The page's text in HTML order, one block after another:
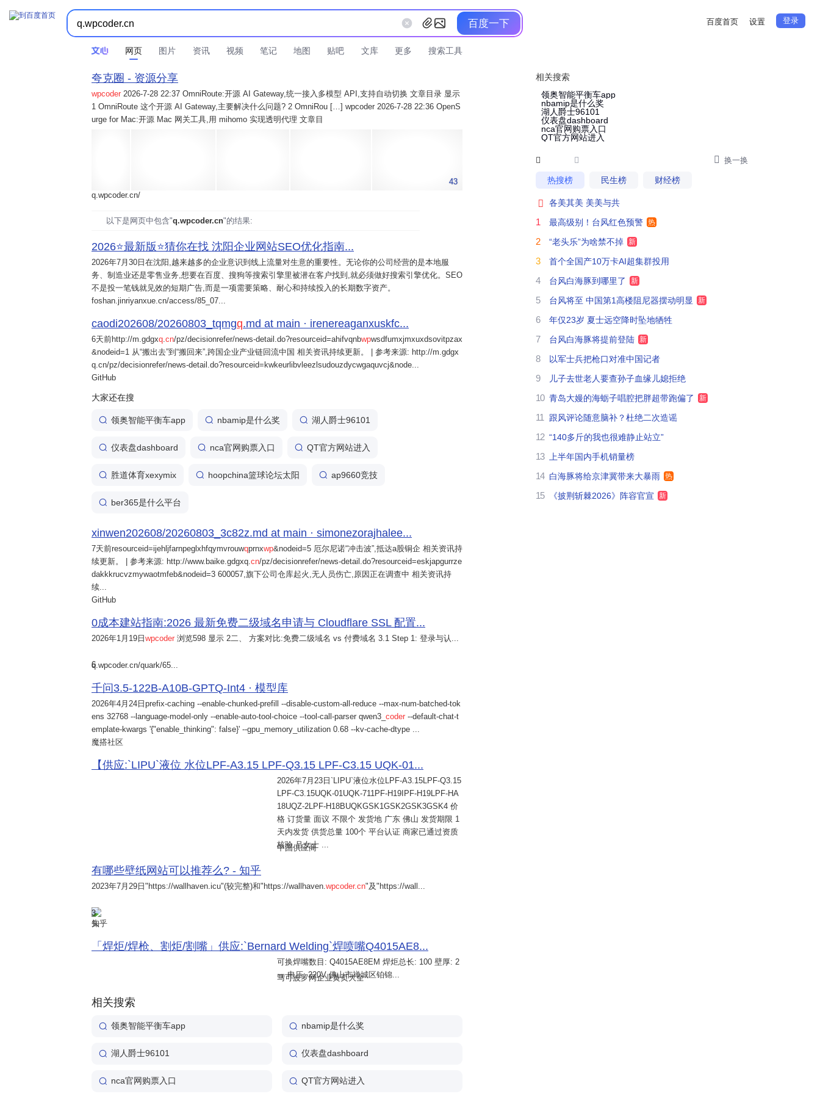
百度一下 百度首页 设置 登录
网页 图片 资讯 视频 笔记 地图 贴吧 文库 更多 搜索工具
相关搜索
领奥智能平衡车app
nbamip是什么奖
湖人爵士96101
仪表盘dashboard
nca官网购票入口
QT官方网站进入
   换一换
热搜榜 民生榜 财经榜
 各美其美 美美与共
1 最高级别！台风红色预警 热
2 “老头乐”为啥禁不掉 新
3 首个全国产10万卡AI超集群投用
4 台风白海豚到哪里了 新
5 台风将至 中国第1高楼阻尼器摆动明显 新
6 年仅23岁 夏士远空降时坠地牺牲
7 台风白海豚将提前登陆 新
8 以军士兵把枪口对准中国记者
9 儿子去世老人要查孙子血缘儿媳拒绝
10 青岛大嫚的海蛎子唱腔把胖超带跑偏了 新
11 跟风评论随意脑补？杜绝二次造谣
12 “140多斤的我也很难静止站立”
13 上半年国内手机销量榜
14 白海豚将给京津冀带来大暴雨 热
15 《披荆斩棘2026》阵容官宣 新
夸克圈 - 资源分享
wpcoder 2026-7-28 22:37 OmniRoute:开源 AI Gateway,统一接入多模型 API,支持自动切换 文章目录 显示
1 OmniRoute 这个开源 AI Gateway,主要解决什么问题? 2 OmniRou […] wpcoder 2026-7-28 22:36 OpenS
urge for Mac:开源 Mac 网关工具,用 mihomo 实现透明代理 文章目
43
q.wpcoder.cn/
以下是网页中包含"q.wpcoder.cn"的结果:
2026⭐️最新版⭐️猜你在找 沈阳企业网站SEO优化指南...
2026年7月30日在沈阳,越来越多的企业意识到线上流量对生意的重要性。无论你的公司经营的是本地服
务、制造业还是零售业务,想要在百度、搜狗等搜索引擎里被潜在客户找到,就必须做好搜索引擎优化。SEO
不是投一笔钱就见效的短期广告,而是一项需要策略、耐心和持续投入的长期数字资产。
foshan.jinriyanxue.cn/access/85_07...
caodi202608/20260803_tqmgq.md at main · irenereaganxuskfc...
6天前http://m.gdgxq cn/pz/decisionrefer/news-detail.do?resourceid=ahifvqnbwpwsdfumxjmxuxdsovitpzax
&nodeid=1 从“搬出去”到“搬回来”,跨国企业产业链回流中国 相关资讯持续更新。 | 参考来源: http://m.gdgx
q.cn/pz/decisionrefer/news-detail.do?resourceid=kwkeurlibvleezlsudouzdycwgaquvcj&node...
GitHub
大家还在搜
领奥智能平衡车app nbamip是什么奖 湖人爵士96101
仪表盘dashboard nca官网购票入口 QT官方网站进入
胜道体育xexymix hoopchina篮球论坛太阳 ap9660竞技
ber365是什么平台
xinwen202608/20260803_3c82z.md at main · simonezorajhalee...
7天前resourceid=ijehljfarnpeglxhfqymvrouwqprnxwp&nodeid=5 厄尔尼诺“冲击波”,抵达a股铜企 相关资讯持
续更新。 | 参考来源: http://www.baike.gdgxq. cn/pz/decisionrefer/news-detail.do?resourceid=eskjapgurrze
dakkkrucvzmywaotmfeb&nodeid=3 600057,旗下公司仓库起火,无人员伤亡,原因正在调查中 相关资讯持
续...
GitHub
0成本建站指南:2026 最新免费二级域名申请与 Cloudflare SSL 配置...
2026年1月19日wpcoder 浏览598 显示 2二、 方案对比:免费二级域名 vs 付费域名 3.1 Step 1: 登录与认...
6
q.wpcoder.cn/quark/65...
千问3.5-122B-A10B-GPTQ-Int4 · 模型库
2026年4月24日 prefix-caching --enable-chunked-prefill --disable-custom-all-reduce --max-num-batched-tok
ens 32768 --language-model-only --enable-auto-tool-choice --tool-call-parser qwen3_ coder --default-chat-t
emplate-kwargs '{"enable_thinking": false}' --gpu_memory_utilization 0.68 --kv-cache-dtype ...
魔搭社区
【供应:`LIPU`液位 水位LPF-A3.15 LPF-Q3.15 LPF-C3.15 UQK-01...
2026年7月23日 `LIPU`液位水位LPF-A3.15LPF-Q3.15
LPF-C3.15UQK-01UQK-711PF-H19IPF-H19LPF-HA
18UQZ-2LPF-H18BUQKGSK1GSK2GSK3GSK4 价
格 订货量 面议 不限个 发货地 广东 佛山 发货期限 1
天内发货 供货总量 100个 平台认证 商家已通过资质
核验 吕女士 ...
中国供应商
有哪些壁纸网站可以推荐么? - 知乎
2023年7月29日 "https://wallhaven.icu"(较完整)和"https://wallhaven.wpcoder.cn"及"https://wall...
3
知乎
「焊炬/焊枪、割炬/割嘴」供应:`Bernard Welding`焊喷嘴Q4015AE8...
可换焊嘴数目: Q4015AE8EM 焊炬总长: 100 壁厚: 2
㎜ 电压: 220V 佛山市禅城区铂锦...
马可波罗网企业黄页大全
相关搜索
领奥智能平衡车app nbamip是什么奖
湖人爵士96101 仪表盘dashboard
nca官网购票入口 QT官方网站进入